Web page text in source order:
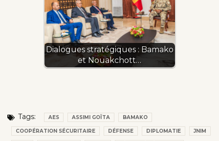
Dialogues stratégiques : Bamako
et Nouakchott…
Tags: AES ASSIMI GOÏTA BAMAKO
COOPÉRATION SÉCURITAIRE DÉFENSE DIPLOMATIE JNIM